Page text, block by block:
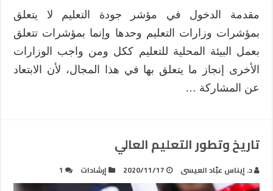
مقدمة الدخول في مؤشر جودة التعليم لا يتعلق
بمؤشرات وزارات التعليم وحدها وإنما بمؤشرات تتعلق
بعمل البيئة المحلية للتعليم ككل ومن واجب الوزارات
الأخرى إنجاز ما يتعلق بها في هذا المجال، لأن الابتعاد
عن المشاركة …
تاريخ وتطور التعليم العالي
د. إيناس عبّاد العيسى 2020/11/17 إرشادات 1